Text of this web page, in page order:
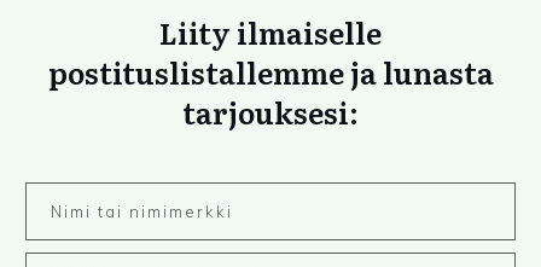
Liity ilmaiselle
postituslistallemme ja lunasta
tarjouksesi: